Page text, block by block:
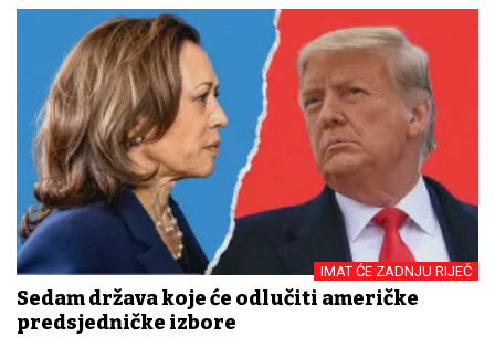
IMAT ĆE ZADNJU RIJEČ
Sedam država koje će odlučiti američke
predsjedničke izbore